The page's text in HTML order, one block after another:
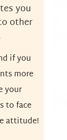
you
other
if you
more
your
to face
attitude!